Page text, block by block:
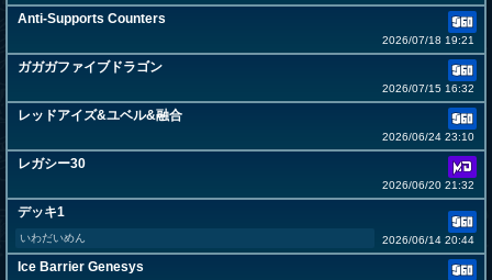
Anti-Supports Counters
2026/07/18 19:21
ガガガファイブドラゴン
2026/07/15 16:32
レッドアイズ&ユベル&融合
2026/06/24 23:10
レガシー30
2026/06/20 21:32
デッキ1
いわだいめん 2026/06/14 20:44
Ice Barrier Genesys